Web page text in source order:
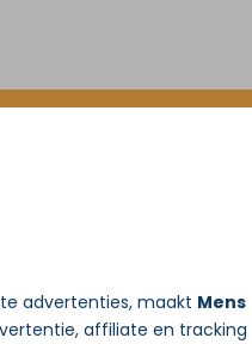
advertenties, maakt Mens
affiliate en tracking